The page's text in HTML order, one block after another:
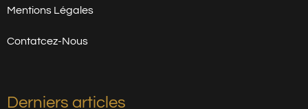
Mentions Légales
Contatcez-Nous
Derniers articles